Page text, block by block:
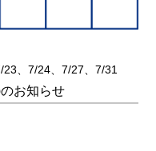
、7/24、7/27、7/31
お知らせ